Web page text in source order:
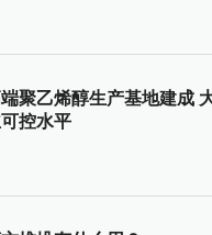
聚乙烯醇生产基地建成
控水平